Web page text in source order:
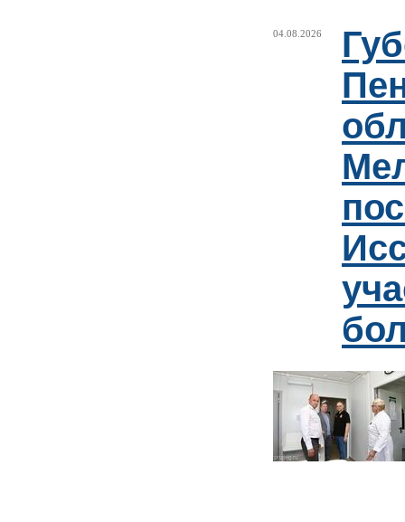
04.08.2026